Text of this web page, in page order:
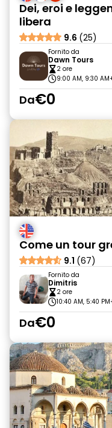
Dei, eroi e
libera
9.6 (25)
Fornito da
Dawn Tours
2 ore
9:00 AM, 9:30 AM
Da€0
Come un tour
9.1 (67)
Fornito da
Dimitris
2 ore
10:40 AM, 5:40 PM
Da€0